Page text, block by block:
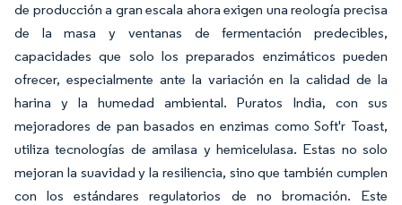
de producción a gran escala ahora exigen una reología precisa
de la masa y ventanas de fermentación predecibles,
capacidades que solo los preparados enzimáticos pueden
ofrecer, especialmente ante la variación en la calidad de la
harina y la humedad ambiental. Puratos India, con sus
mejoradores de pan basados en enzimas como Soft'r Toast,
utiliza tecnologías de amilasa y hemicelulasa. Estas no solo
mejoran la suavidad y la resiliencia, sino que también cumplen
con los estándares regulatorios de no bromación. Este